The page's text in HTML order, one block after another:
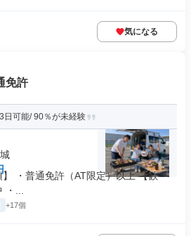
気になる
免許
日可能/ 90％が未経験
・普通免許（AT限定）以上 【歓
...
+17個